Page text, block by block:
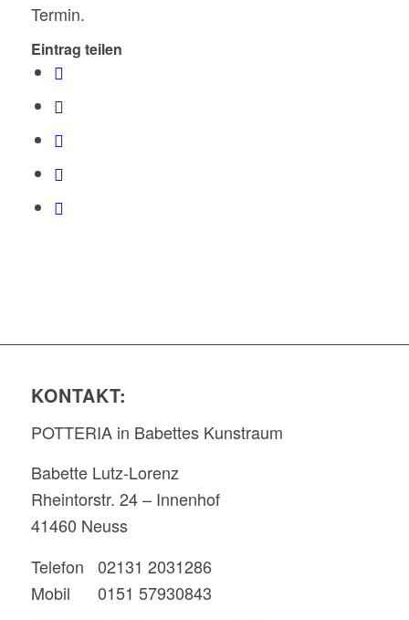
Termin.
Eintrag teilen
KONTAKT:
POTTERIA in Babettes Kunstraum
Babette Lutz-Lorenz
Rheintorstr. 24 – Innenhof
41460 Neuss
Telefon 02131 2031286
Mobil 0151 57930843